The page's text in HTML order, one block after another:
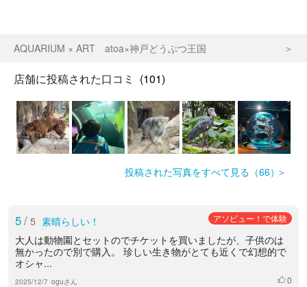
AQUARIUM × ART atoa×神戸どうぶつ王国
店舗に投稿された口コミ (101)
投稿された写真をすべて見る（66）
5/ 5 素晴らしい！ アソビュー！で体験
大人は動物園とセットのでチケットを買いましたが、子供のは
無かったので別で購入。 珍しい生き物がとても近くで幻想的で
オシャ...
2025/12/7 oguさん いいね
0